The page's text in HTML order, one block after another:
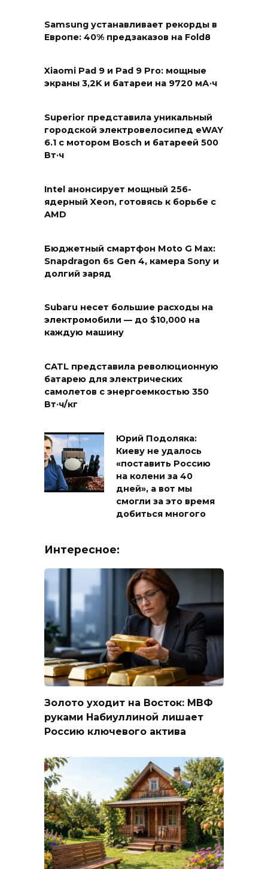
Samsung устанавливает рекорды в
Европе: 40% предзаказов на Fold8
Xiaomi Pad 9 и Pad 9 Pro: мощные
экраны 3,2K и батареи на 9720 мА·ч
Superior представила уникальный
городской электровелосипед eWAY
6.1 с мотором Bosch и батареей 500
Вт·ч
Intel анонсирует мощный 256-
ядерный Xeon, готовясь к борьбе с
AMD
Бюджетный смартфон Moto G Max:
Snapdragon 6s Gen 4, камера Sony и
долгий заряд
Subaru несет большие расходы на
электромобили — до $10,000 на
каждую машину
CATL представила революционную
батарею для электрических
самолетов с энергоемкостью 350
Вт·ч/кг
Юрий Подоляка:
Киеву не удалось
«поставить Россию
на колени за 40
дней», а вот мы
смогли за это время
добиться многого
Интересное:
Золото уходит на Восток: МВФ
руками Набиуллиной лишает
Россию ключевого актива